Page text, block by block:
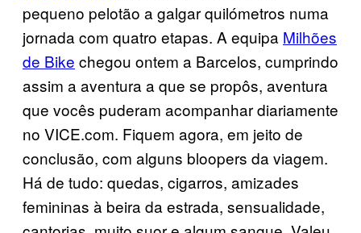
pequeno pelotão a galgar quilómetros numa
jornada com quatro etapas. A equipa Milhões
de Bike chegou ontem a Barcelos, cumprindo
assim a aventura a que se propôs, aventura
que vocês puderam acompanhar diariamente
no VICE.com. Fiquem agora, em jeito de
conclusão, com alguns bloopers da viagem.
Há de tudo: quedas, cigarros, amizades
femininas à beira da estrada, sensualidade,